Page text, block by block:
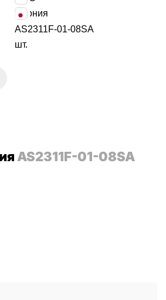
Япония
AS2311F-01-08SA
шт.
AS2311F-01-08SA